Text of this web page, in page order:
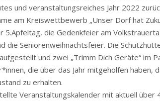
und veranstaltungsreiches Jahr 2022
am Kreiswettbewerb „Unser Dorf hat
5.Apfeltag, die Gedenkfeier am
die Seniorenweihnachtsfeier. Die
und zwei „Trimm Dich Geräte“ im
die über das Jahr mitgeholfen haben,
zu erhalten.
Veranstaltungskalender mit aktuell über